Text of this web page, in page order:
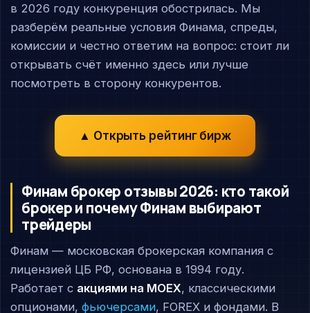
в 2026 году конкуренция обострилась. Мы
разберём реальные условия Финама, спреды,
комиссии и честно ответим на вопрос: стоит ли
открывать счёт именно здесь или лучше
посмотреть в сторону конкурентов.
▲ Открыть рейтинг бирж
Финам брокер отзывы 2026: кто такой
брокер и почему Финам выбирают
трейдеры
Финам — московская брокерская компания с
лицензией ЦБ РФ, основана в 1994 году.
Работает с акциями на MOEX, классическими
опционами,фьючерсами, FOREX и фондами. В